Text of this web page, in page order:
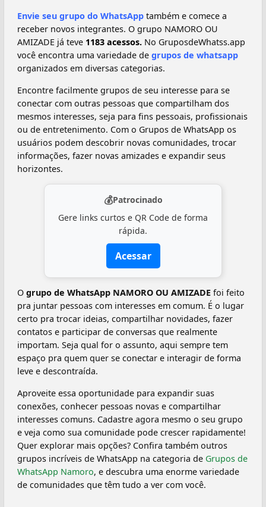
Envie seu grupo do WhatsApp também e comece a
receber novos integrantes. O grupo NAMORO OU
AMIZADE já teve 1183 acessos. No GruposdeWhatss.app
você encontra uma variedade de grupos de whatsapp
organizados em diversas categorias.
Encontre facilmente grupos de seu interesse para se
conectar com outras pessoas que compartilham dos
mesmos interesses, seja para fins pessoais, profissionais
ou de entretenimento. Com o Grupos de WhatsApp os
usuários podem descobrir novas comunidades, trocar
informações, fazer novas amizades e expandir seus
horizontes.
💰Patrocinado
Gere links curtos e QR Code de forma
rápida.
Acessar
O grupo de WhatsApp NAMORO OU AMIZADE foi feito
pra juntar pessoas com interesses em comum. É o lugar
certo pra trocar ideias, compartilhar novidades, fazer
contatos e participar de conversas que realmente
importam. Seja qual for o assunto, aqui sempre tem
espaço pra quem quer se conectar e interagir de forma
leve e descontraída.
Aproveite essa oportunidade para expandir suas
conexões, conhecer pessoas novas e compartilhar
interesses comuns. Cadastre agora mesmo o seu grupo
e veja como sua comunidade pode crescer rapidamente!
Quer explorar mais opções? Confira também outros
grupos incríveis de WhatsApp na categoria de Grupos de
WhatsApp Namoro, e descubra uma enorme variedade
de comunidades que têm tudo a ver com você.